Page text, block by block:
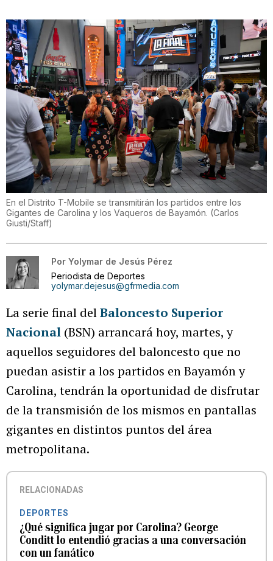
En el Distrito T-Mobile se transmitirán los partidos entre los
Gigantes de Carolina y los Vaqueros de Bayamón. (Carlos
Giusti/Staff)
Por Yolymar de Jesús Pérez
Periodista de Deportes
yolymar.dejesus@gfrmedia.com
La serie final delBaloncesto Superior
Nacional (BSN) arrancará hoy, martes, y
aquellos seguidores del baloncesto que no
puedan asistir a los partidos en Bayamón y
Carolina, tendrán la oportunidad de disfrutar
de la transmisión de los mismos en pantallas
gigantes en distintos puntos del área
metropolitana.
RELACIONADAS
DEPORTES
¿Qué significa jugar por Carolina? George
Conditt lo entendió gracias a una conversación
con un fanático